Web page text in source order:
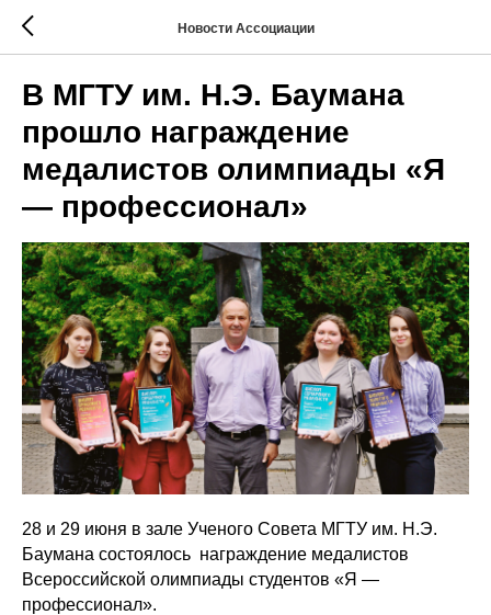
Новости Ассоциации
В МГТУ им. Н.Э. Баумана
прошло награждение
медалистов олимпиады «Я
— профессионал»
28 и 29 июня в зале Ученого Совета МГТУ им. Н.Э.
Баумана состоялось награждение медалистов
Всероссийской олимпиады студентов «Я —
профессионал».